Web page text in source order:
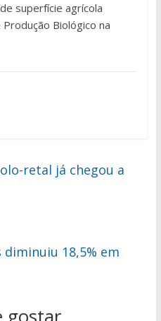
superfície agrícola
Biológico na
retal já chegou a
18,5% em